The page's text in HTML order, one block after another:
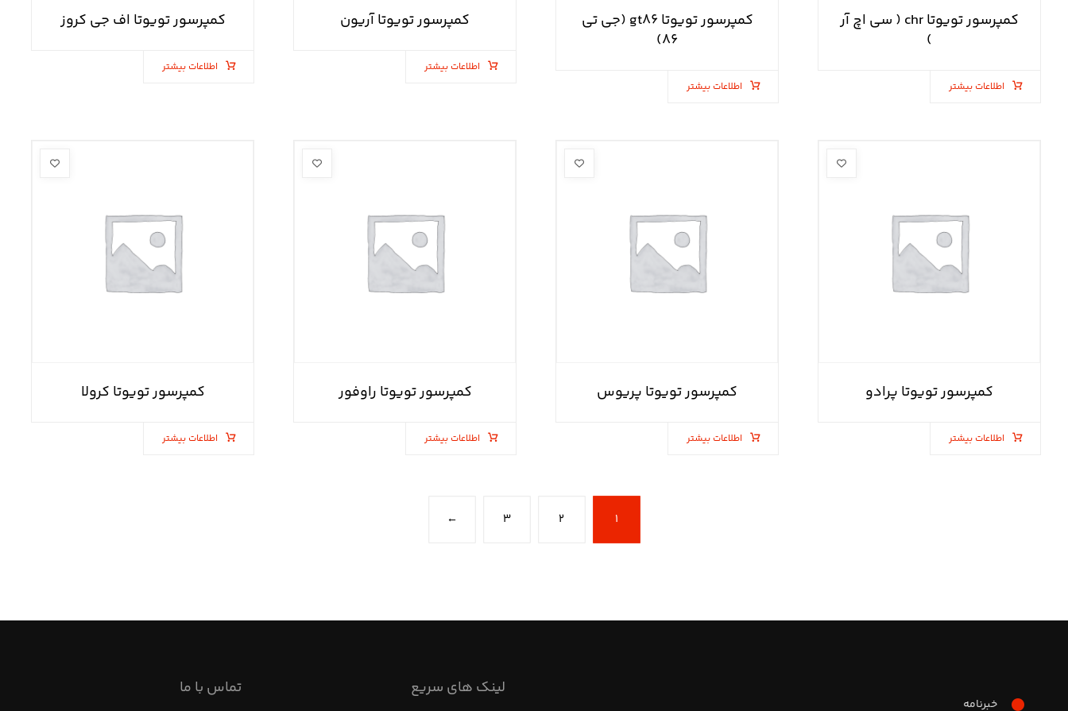
کمپرسور تویوتا chr ( سی اچ آر
)
اطلاعات بیشتر
کمپرسور تویوتا gt۸۶ (جی تی
۸۶)
اطلاعات بیشتر
کمپرسور تویوتا آریون
اطلاعات بیشتر
کمپرسور تویوتا اف جی کروز
اطلاعات بیشتر
کمپرسور تویوتا پرادو
اطلاعات بیشتر
کمپرسور تویوتا پریوس
اطلاعات بیشتر
کمپرسور تویوتا راوفور
اطلاعات بیشتر
کمپرسور تویوتا کرولا
اطلاعات بیشتر
۱ ۲ ۳ ←
خبرنامه
لینک های سریع تماس با ما